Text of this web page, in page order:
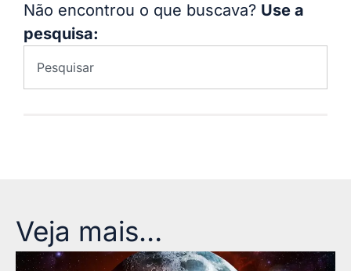
Não encontrou o que buscava? Use a
pesquisa:
Veja mais…